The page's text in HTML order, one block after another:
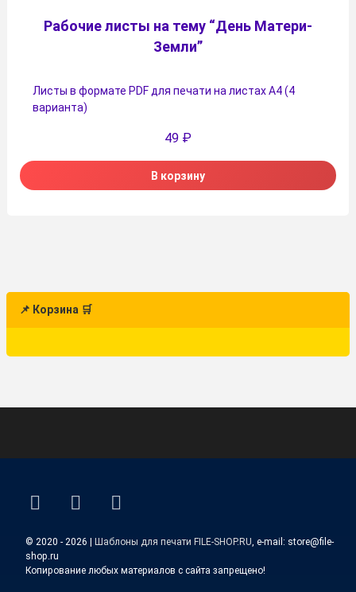
Рабочие листы на тему “День Матери-
Земли”
Листы в формате PDF для печати на листах А4 (4
варианта)
49 ₽
В корзину
📌 Корзина 🛒
ВКонтакте
YouTube
E-mail
© 2020 - 2026 | Шаблоны для печати FILE-SHOP.RU, e-mail: store@file-
shop.ru
Копирование любых материалов с сайта запрещено!